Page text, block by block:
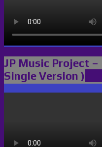
JP Music Project
Single Version )